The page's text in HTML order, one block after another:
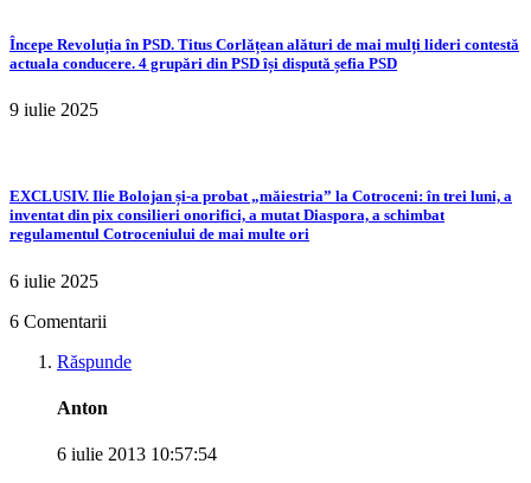
Începe Revoluția în PSD. Titus Corlățean alături de mai mulți lideri contestă
actuala conducere. 4 grupări din PSD își dispută șefia PSD
9 iulie 2025
EXCLUSIV. Ilie Bolojan și-a probat „măiestria” la Cotroceni: în trei luni, a
inventat din pix consilieri onorifici, a mutat Diaspora, a schimbat
regulamentul Cotroceniului de mai multe ori
6 iulie 2025
6 Comentarii
Răspunde
Anton
6 iulie 2013 10:57:54